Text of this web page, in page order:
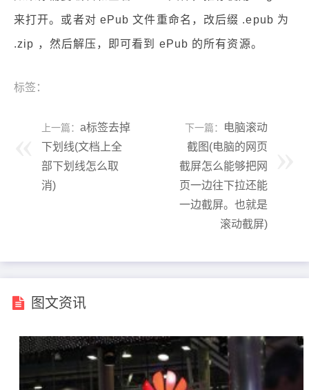
来打开。或者对 ePub 文件重命名，改后缀 .epub 为
.zip ，然后解压，即可看到 ePub 的所有资源。
标签：
上一篇： a标签去掉
下划线(文档上全
部下划线怎么取
消)
下一篇：
电脑滚动
截图(电脑的网页
截屏怎么能够把网
页一边往下拉还能
一边截屏。也就是
滚动截屏)
图文资讯